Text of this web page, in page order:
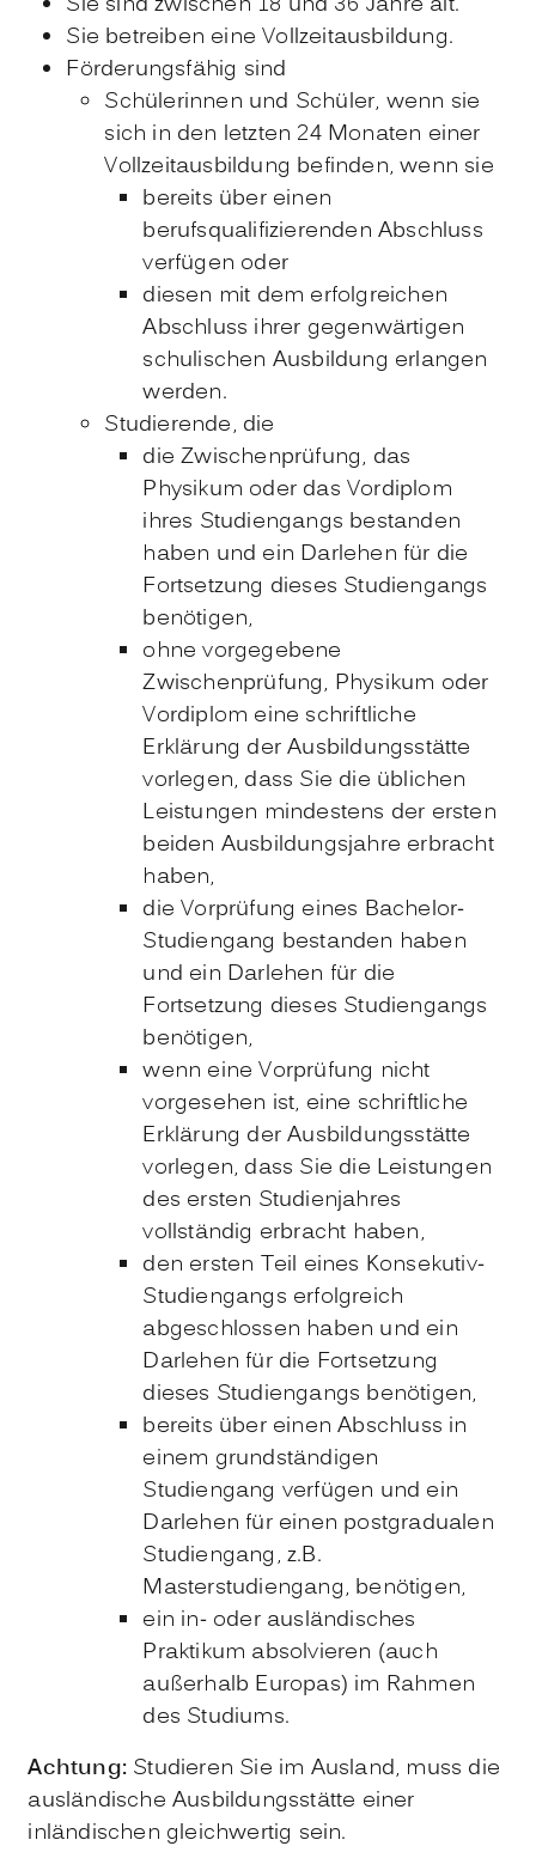
Sie betreiben eine Vollzeitausbildung.
Förderungsfähig sind
Schülerinnen und Schüler, wenn sie
sich in den letzten 24 Monaten einer
Vollzeitausbildung befinden, wenn sie
bereits über einen
berufsqualifizierenden Abschluss
verfügen oder
diesen mit dem erfolgreichen
Abschluss ihrer gegenwärtigen
schulischen Ausbildung erlangen
werden.
Studierende, die
die Zwischenprüfung, das
Physikum oder das Vordiplom
ihres Studiengangs bestanden
haben und ein Darlehen für die
Fortsetzung dieses Studiengangs
benötigen,
ohne vorgegebene
Zwischenprüfung, Physikum oder
Vordiplom eine schriftliche
Erklärung der Ausbildungsstätte
vorlegen, dass Sie die üblichen
Leistungen mindestens der ersten
beiden Ausbildungsjahre erbracht
haben,
die Vorprüfung eines Bachelor-
Studiengang bestanden haben
und ein Darlehen für die
Fortsetzung dieses Studiengangs
benötigen,
wenn eine Vorprüfung nicht
vorgesehen ist, eine schriftliche
Erklärung der Ausbildungsstätte
vorlegen, dass Sie die Leistungen
des ersten Studienjahres
vollständig erbracht haben,
den ersten Teil eines Konsekutiv-
Studiengangs erfolgreich
abgeschlossen haben und ein
Darlehen für die Fortsetzung
dieses Studiengangs benötigen,
bereits über einen Abschluss in
einem grundständigen
Studiengang verfügen und ein
Darlehen für einen postgradualen
Studiengang, z.B.
Masterstudiengang, benötigen,
ein in- oder ausländisches
Praktikum absolvieren (auch
außerhalb Europas) im Rahmen
des Studiums.
Achtung: Studieren Sie im Ausland, muss die
ausländische Ausbildungsstätte einer
inländischen gleichwertig sein.